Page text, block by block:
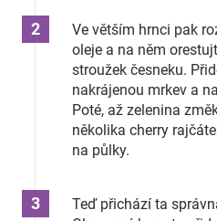
Ve větším hrnci pak
oleje a na něm
stroužek česneku.
nakrájenou mrkev a
Poté, až zelenina
několika cherry
na půlky.
Teď přichází ta